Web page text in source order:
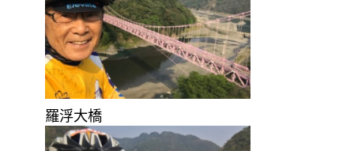
羅浮大橋